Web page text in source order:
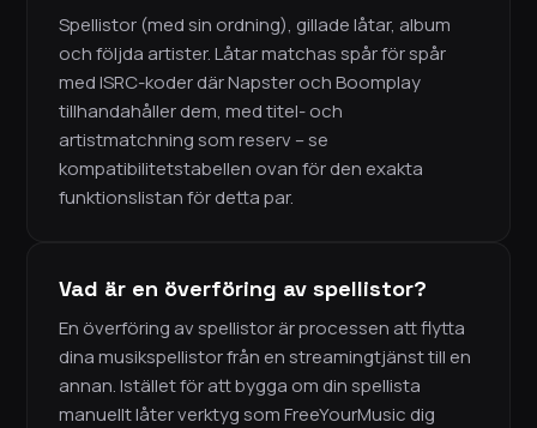
Spellistor (med sin ordning), gillade låtar, album
och följda artister. Låtar matchas spår för spår
med ISRC-koder där Napster och Boomplay
tillhandahåller dem, med titel- och
artistmatchning som reserv – se
kompatibilitetstabellen ovan för den exakta
funktionslistan för detta par.
Vad är en överföring av spellistor?
En överföring av spellistor är processen att flytta
dina musikspellistor från en streamingtjänst till en
annan. Istället för att bygga om din spellista
manuellt låter verktyg som FreeYourMusic dig